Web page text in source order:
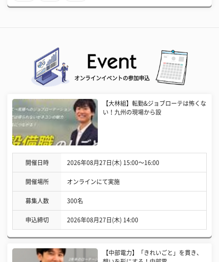
オンラインイベントの参加申込
【大林組】転勤&ジョブローテは怖くな
い！九州の現場から設
開催日時 2026年08月27日(木) 15:00〜16:00
開催場所 オンラインにて実施
募集人数 300名
申込締切 2026年08月27日(木) 14:00
【中部電力】「きれいごと」を貫き、